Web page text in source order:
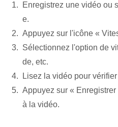
Enregistrez une vidéo ou
e.
Appuyez sur l'icône «
Sélectionnez l'option de
de, etc.
Lisez‌ la vidéo pour
Appuyez sur «
à la vidéo.